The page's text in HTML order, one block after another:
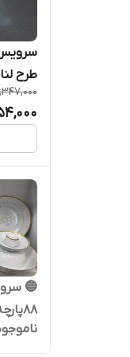
طرح لنا پاریس
🔵
88پارچه 12نفره